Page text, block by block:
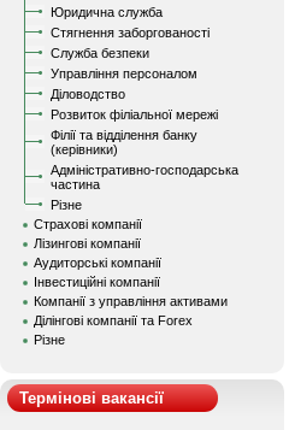
Юридична служба
Стягнення заборгованості
Служба безпеки
Управління персоналом
Діловодство
Розвиток філіальної мережі
Філії та відділення банку
(керівники)
Адміністративно-господарська
частина
Різне
Страхові компанії
Лізингові компанії
Аудиторські компанії
Інвестиційні компанії
Компанії з управління активами
Ділінгові компанії та Forex
Різне
Термінові вакансії